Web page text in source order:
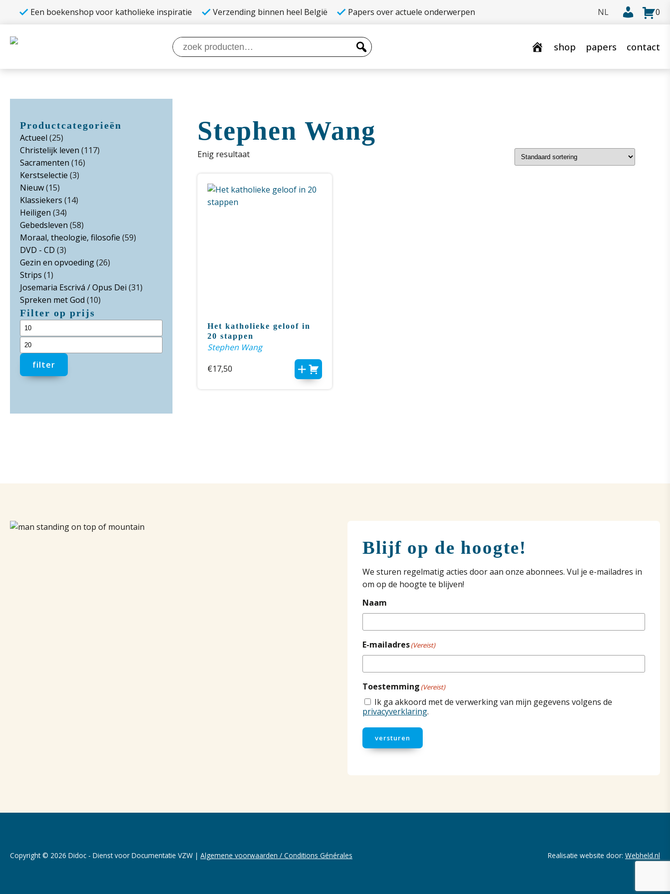
Een boekenshop voor katholieke inspiratie Verzending binnen heel België Papers over actuele onderwerpen 0
Zoeken
naar:
shop papers contact
Productcategorieën
Actueel (25)
Christelijk leven (117)
Sacramenten (16)
Kerstselectie (3)
Nieuw(15)
Klassiekers (14)
Heiligen (34)
Gebedsleven (58)
Moraal, theologie, filosofie (59)
DVD - CD (3)
Gezin en opvoeding(26)
Strips (1)
Josemaria Escrivá / Opus Dei (31)
Spreken met God (10)
Filter op prijs
Min.
prijs
Max.
filter
Stephen Wang
Enig resultaat
Het katholieke geloof in
20 stappen
Stephen Wang
€17,50
Blijf op de hoogte!
We sturen regelmatig acties door aan onze abonnees. Vul je e-mailadres in
om op de hoogte te blijven!
Naam
E-mailadres(Vereist)
Toestemming (Vereist)
Ik ga akkoord met de verwerking van mijn gegevens volgens de
privacyverklaring.
versturen
Copyright © 2026 Didoc - Dienst voor Documentatie VZW | Algemene voorwaarden / Conditions Générales Realisatie website door: Webheld.nl